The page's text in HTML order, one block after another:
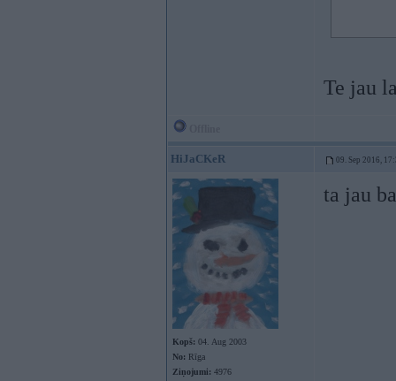
Te jau
HiJaCKeR 09. Sep 2016,
Kopš: 04. Aug 2003
No: Rīga
Ziņojumi: 4976
ta jau